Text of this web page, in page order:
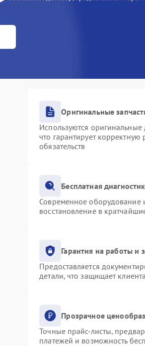
Оригинальные
Используются
что гарантирует
обязательств
Бесплатная
Современное оборудование
восстановление в
Гарантия на работы и
Предоставляется
детали, что защищает
Прозрачное
Точные прайс-листы,
платежей и возможность